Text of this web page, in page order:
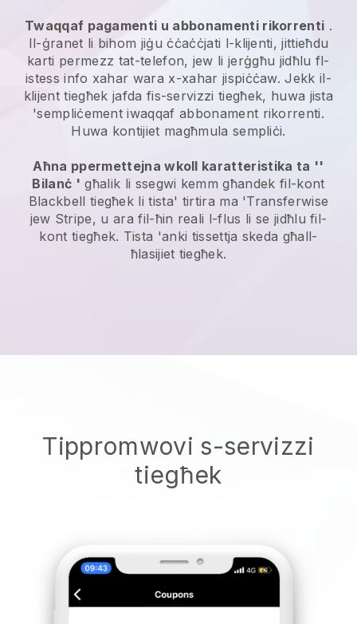
Twaqqaf pagamenti u abbonamenti rikorrenti .
Il-ġranet li bihom jiġu ċċaċċjati l-klijenti, jittieħdu
karti permezz tat-telefon, jew li jerġgħu jidħlu fl-
istess info xahar wara x-xahar jispiċċaw. Jekk il-
klijent tiegħek jafda fis-servizzi tiegħek, huwa jista
'sempliċement iwaqqaf abbonament rikorrenti.
Huwa kontijiet magħmula sempliċi.
Aħna ppermettejna wkoll karatteristika ta ''
Bilanċ ' għalik li ssegwi kemm għandek fil-kont
Blackbell tiegħek li tista' tirtira ma 'Transferwise
jew Stripe, u ara fil-ħin reali l-flus li se jidħlu fil-
kont tiegħek. Tista 'anki tissettja skeda għall-
ħlasijiet tiegħek.
Tippromwovi s-servizzi
tiegħek